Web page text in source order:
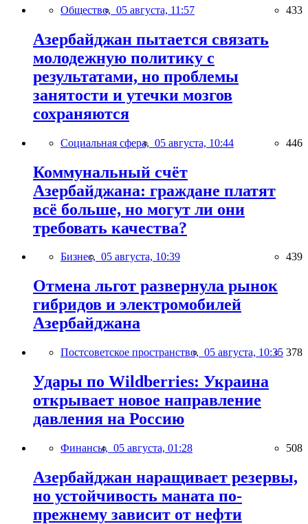
Общество, 05 августа, 11:57 433
Азербайджан пытается связать
молодежную политику с
результатами, но проблемы
занятости и утечки мозгов
сохраняются
Социальная сфера, 05 августа, 10:44 446
Коммунальный счёт
Азербайджана: граждане платят
всё больше, но могут ли они
требовать качества?
Бизнес, 05 августа, 10:39 439
Отмена льгот развернула рынок
гибридов и электромобилей
Азербайджана
Постсоветское пространство, 05 августа, 10:35 378
Удары по Wildberries: Украина
открывает новое направление
давления на Россию
Финансы, 05 августа, 01:28 508
Азербайджан наращивает резервы,
но устойчивость маната по-
прежнему зависит от нефти